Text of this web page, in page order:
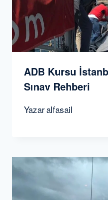
ADB Kursu
Sınav Rehberi
Yazaralfasail